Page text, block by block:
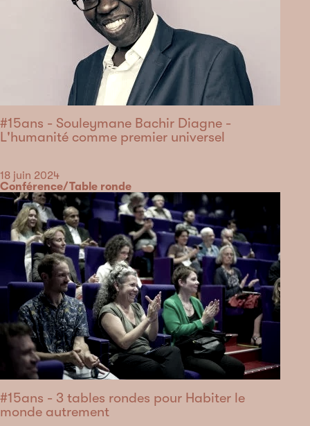
#15ans - Souleymane Bachir Diagne -
L'humanité comme premier universel
Date
18 juin 2024
Catégorie
Conférence/Table ronde
#15ans - 3 tables rondes pour Habiter le
monde autrement